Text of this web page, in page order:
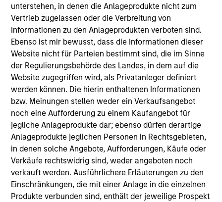
unterstehen, in denen die Anlageprodukte nicht zum
Vertrieb zugelassen oder die Verbreitung von
Informationen zu den Anlageprodukten verboten sind.
Ebenso ist mir bewusst, dass die Informationen dieser
Website nicht für Parteien bestimmt sind, die im Sinne
der Regulierungsbehörde des Landes, in dem auf die
Website zugegriffen wird, als Privatanleger definiert
werden können. Die hierin enthaltenen Informationen
bzw. Meinungen stellen weder ein Verkaufsangebot
noch eine Aufforderung zu einem Kaufangebot für
jegliche Anlageprodukte dar; ebenso dürfen derartige
Anlageprodukte jeglichen Personen in Rechtsgebieten,
in denen solche Angebote, Aufforderungen, Käufe oder
Verkäufe rechtswidrig sind, weder angeboten noch
verkauft werden. Ausführlichere Erläuterungen zu den
Einschränkungen, die mit einer Anlage in die einzelnen
Produkte verbunden sind, enthält der jeweilige Prospekt
Der Wert der Anlagen und der durch diese erzielte
Ertrag unterliegen Schwankungen. Zudem kann
nicht garantiert werden, dass der Fonds seine
Anlageziele erreicht.
Fondsangaben